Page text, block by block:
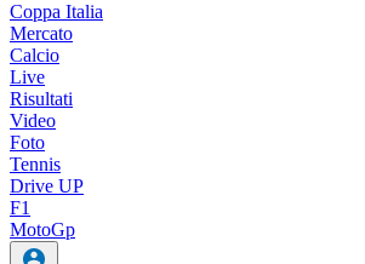
Coppa Italia
Mercato
Calcio
Live
Risultati
Video
Foto
Tennis
Drive UP
F1
MotoGp